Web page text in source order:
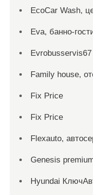
EcoCar Wash,
Eva, банно-
Evrobusservis67
Family house,
Fix Price
Fix Price
Flexauto,
Genesis
Hyundai